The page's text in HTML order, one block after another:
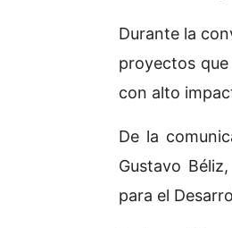
Durante la
proyectos
con alto
De la
Gustavo
para el